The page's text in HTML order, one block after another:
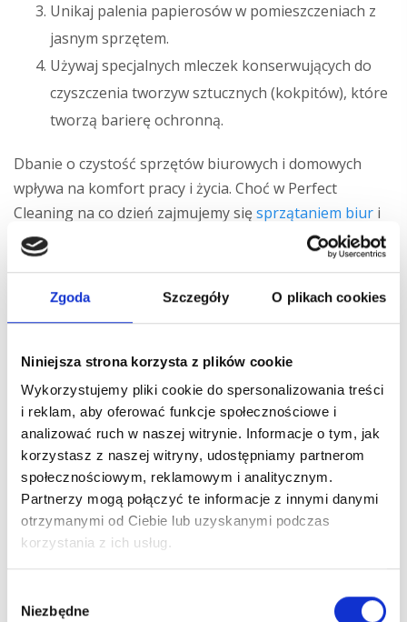
Zgoda Szczegóły O plikach cookies
Niniejsza strona korzysta z plików cookie
Wykorzystujemy pliki cookie do spersonalizowania treści
i reklam, aby oferować funkcje społecznościowe i
analizować ruch w naszej witrynie. Informacje o tym, jak
korzystasz z naszej witryny, udostępniamy partnerom
społecznościowym, reklamowym i analitycznym.
Partnerzy mogą połączyć te informacje z innymi danymi
otrzymanymi od Ciebie lub uzyskanymi podczas
korzystania z ich usług.
zgody
Niezbędne
Unikaj palenia papierosów w pomieszczeniach z
jasnym sprzętem.
Używaj specjalnych mleczek konserwujących do
czyszczenia tworzyw sztucznych (kokpitów), które
tworzą barierę ochronną.
Dbanie o czystość sprzętów biurowych i domowych
wpływa na komfort pracy i życia. Choć w Perfect
Cleaning na co dzień zajmujemy sięsprzątaniem biur i
dbamy o wizerunek firm, wierzymy, że te porady
pomogą Ci zadbać o Twoją prywatną przestrzeń.
Czyste, białe elementy wyposażenia to wizytówka
każdego zadbanego wnętrza. Powodzenia w walce z
* Wyrażam zgodę na otrzymywanie od Perfect Cleaning spółka